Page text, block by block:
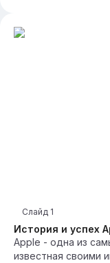
История и успех
Слайд 1
Apple - одна из
известная своими